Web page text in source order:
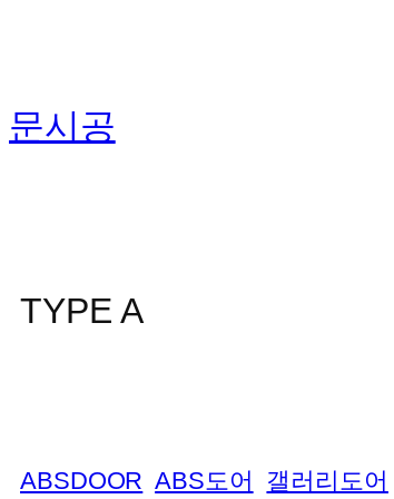
로
문시공
TYPE A
ABSDOOR ABS도어 갤러리도어